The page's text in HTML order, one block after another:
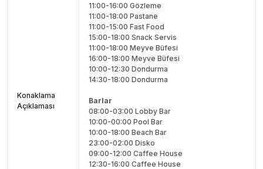
Konaklama
Açıklaması
11:00-16:00 Gözleme
11:00-18:00 Pastane
11:00-15:00 Fast Food
15:00-18:00 Snack Servis
11:00-18:00 Meyve Büfesi
16:00-18:00 Meyve Büfesi
10:00-12:30 Dondurma
14:30-18:00 Dondurma
Barlar
08:00-03:00 Lobby Bar
10:00-00:00 Pool Bar
10:00-18:00 Beach Bar
23:00-02:00 Disko
09:00-12:00 Caffee House
12:30-16:00 Caffee House